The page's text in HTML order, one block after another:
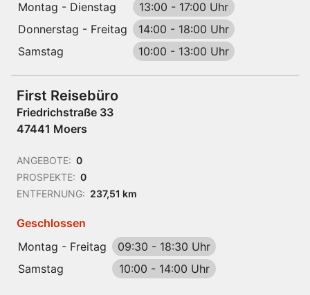
Montag - Dienstag
13:00 - 17:00 Uhr
Donnerstag - Freitag
14:00 - 18:00 Uhr
Samstag
10:00 - 13:00 Uhr
First Reisebüro
Friedrichstraße 33
47441 Moers
ANGEBOTE: 0
PROSPEKTE: 0
ENTFERNUNG: 237,51 km
Geschlossen
Montag - Freitag
09:30 - 18:30 Uhr
Samstag
10:00 - 14:00 Uhr